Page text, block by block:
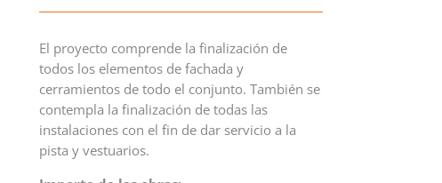
El proyecto comprende la finalización de
todos los elementos de fachada y
cerramientos de todo el conjunto. También se
contempla la finalización de todas las
instalaciones con el fin de dar servicio a la
pista y vestuarios.